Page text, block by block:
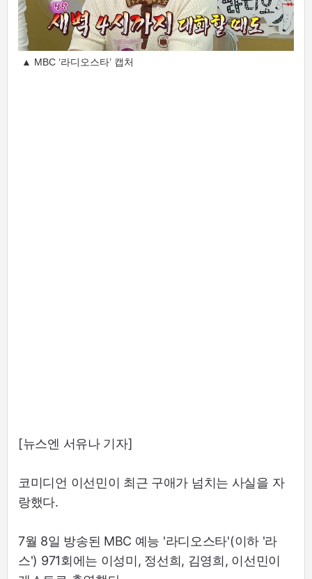
▲ MBC ‘라디오스타’ 캡처
[뉴스엔 서유나 기자]
코미디언 이선민이 최근 구애가 넘치는 사실을 자
랑했다.
7월 8일 방송된 MBC 예능 '라디오스타'(이하 '라
스') 971회에는 이성미, 정선희, 김영희, 이선민이